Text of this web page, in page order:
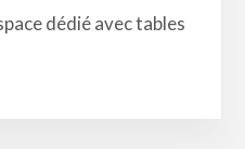
dédié avec tables